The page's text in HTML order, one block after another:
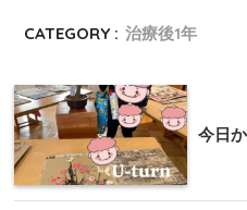
CATEGORY : 治療後1年
今日